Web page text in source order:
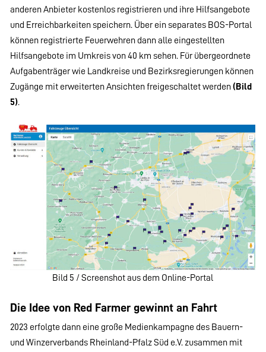
anderen Anbieter kostenlos registrieren und ihre Hilfsangebote
und Erreichbarkeiten speichern. Über ein separates BOS-Portal
können registrierte Feuerwehren dann alle eingestellten
Hilfsangebote im Umkreis von 40 km sehen. Für übergeordnete
Aufgabenträger wie Landkreise und Bezirksregierungen können
Zugänge mit erweiterten Ansichten freigeschaltet werden(Bild
5).
Bild 5 / Screenshot aus dem Online-Portal
Die Idee von Red Farmer gewinnt an Fahrt
2023 erfolgte dann eine große Medienkampagne des Bauern-
und Winzerverbands Rheinland-Pfalz Süd e.V. zusammen mit